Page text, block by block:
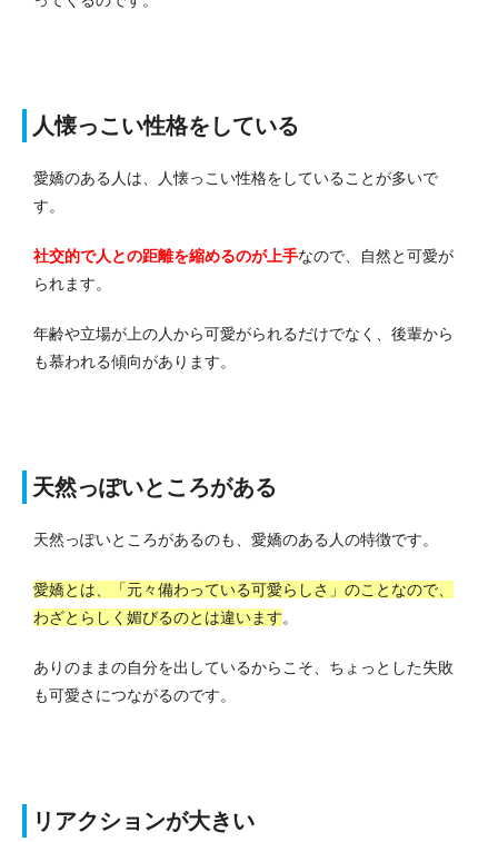
人懐っこい性格をしている
愛嬌のある人は、人懐っこい性格をしていることが多いで
す。
社交的で人との距離を縮めるのが上手なので、自然と可愛が
られます。
年齢や立場が上の人から可愛がられるだけでなく、後輩から
も慕われる傾向があります。
天然っぽいところがある
天然っぽいところがあるのも、愛嬌のある人の特徴です。
愛嬌とは、「元々備わっている可愛らしさ」のことなので、
わざとらしく媚びるのとは違います。
ありのままの自分を出しているからこそ、ちょっとした失敗
も可愛さにつながるのです。
リアクションが大きい